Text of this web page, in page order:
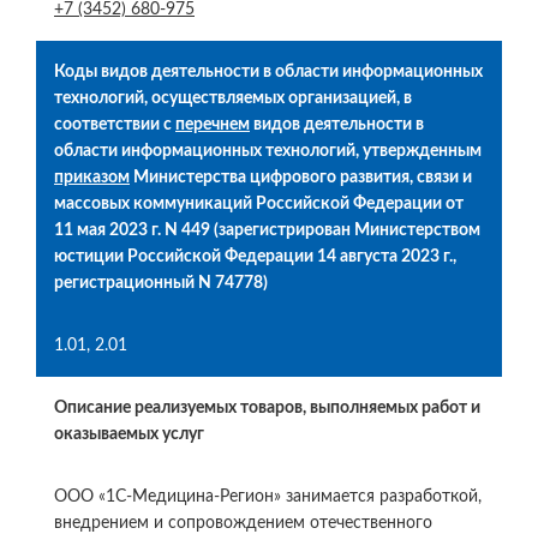
+7 (3452) 680-975
Коды видов деятельности в области информационных
технологий, осуществляемых организацией, в
соответствии с перечнем видов деятельности в
области информационных технологий, утвержденным
приказом Министерства цифрового развития, связи и
массовых коммуникаций Российской Федерации от
11 мая 2023 г. N 449 (зарегистрирован Министерством
юстиции Российской Федерации 14 августа 2023 г.,
регистрационный N 74778)
1.01, 2.01
Описание реализуемых товаров, выполняемых работ и
оказываемых услуг
ООО «1С-Медицина-Регион» занимается разработкой,
внедрением и сопровождением отечественного